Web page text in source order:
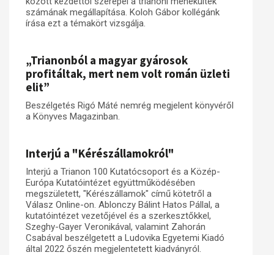
számának megállapítása. Koloh Gábor kollégánk
írása ezt a témakört vizsgálja.
„Trianonból a magyar gyárosok
profitáltak, mert nem volt román üzleti
elit”
Beszélgetés Rigó Máté nemrég megjelent könyvéről
a Könyves Magazinban.
Interjú a "Kérészállamokról"
Interjú a Trianon 100 Kutatócsoport és a Közép-
Európa Kutatóintézet együttműködésében
megszületett, "Kérészállamok" című kötetről a
Válasz Online-on. Ablonczy Bálint Hatos Pállal, a
kutatóintézet vezetőjével és a szerkesztőkkel,
Szeghy-Gayer Veronikával, valamint Zahorán
Csabával beszélgetett a Ludovika Egyetemi Kiadó
által 2022 őszén megjelentetett kiadványról.